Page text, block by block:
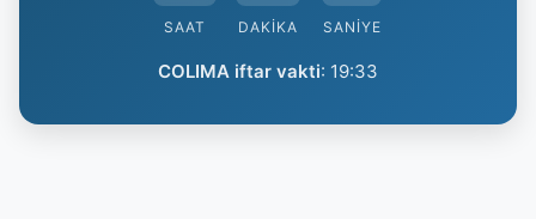
SAAT DAKIKA SANIYE
COLIMA iftar vakti: 19:33